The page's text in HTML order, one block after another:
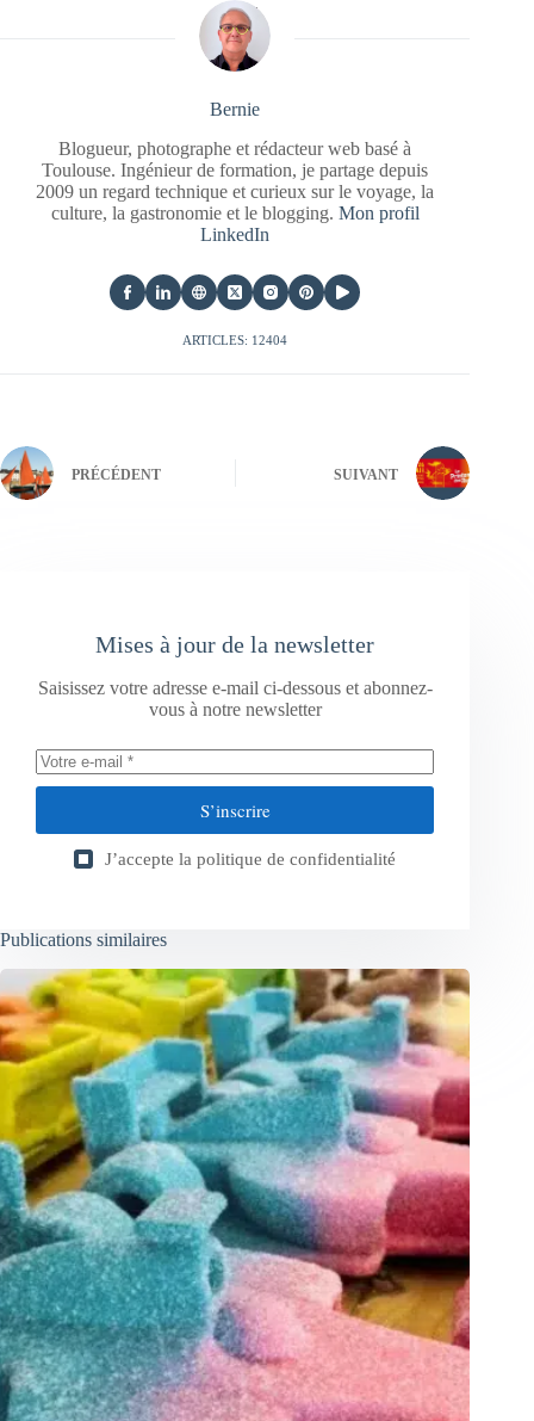
Bernie
Blogueur, photographe et rédacteur web basé à
Toulouse. Ingénieur de formation, je partage depuis
2009 un regard technique et curieux sur le voyage, la
culture, la gastronomie et le blogging. Mon profil
LinkedIn
ARTICLES: 12404
PRÉCÉDENT SUIVANT
Mises à jour de la newsletter
Saisissez votre adresse e-mail ci-dessous et abonnez-
vous à notre newsletter
S’inscrire
J’accepte la politique de confidentialité
Publications similaires